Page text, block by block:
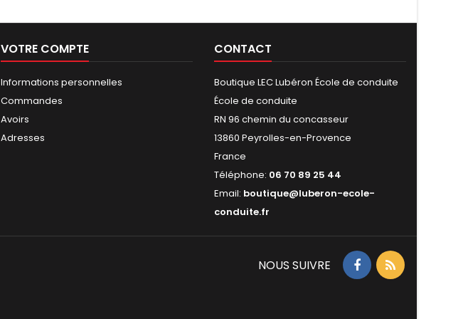
VOTRE COMPTE
Informations personnelles
Commandes
Avoirs
Adresses
CONTACT
Boutique LEC Lubéron École de conduite
École de conduite
RN 96 chemin du concasseur
13860 Peyrolles-en-Provence
France
Téléphone: 06 70 89 25 44
Email: boutique@luberon-ecole-
conduite.fr
NOUS SUIVRE